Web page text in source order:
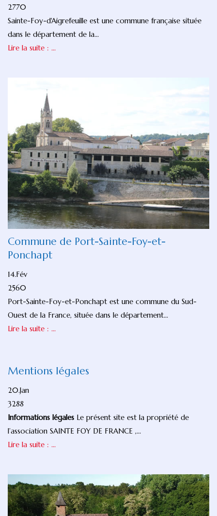
2770
Sainte-Foy-d'Aigrefeuille est une commune française située
dans le département de la...
Lire la suite : ...
Commune de Port-Sainte-Foy-et-
Ponchapt
14.Fév
2560
Port-Sainte-Foy-et-Ponchapt est une commune du Sud-
Ouest de la France, située dans le département...
Lire la suite : ...
Mentions légales
20.Jan
3288
Informations légales Le présent site est la propriété de
l’association SAINTE FOY DE FRANCE ,...
Lire la suite : ...